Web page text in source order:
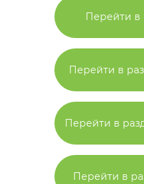
Перейти в
Перейти в
Перейти в
Перейти в